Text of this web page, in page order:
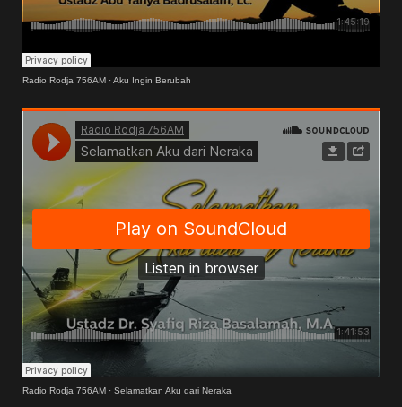
Radio Rodja 756AM ·Aku Ingin Berubah
Radio Rodja 756AM · Selamatkan Aku dari Neraka